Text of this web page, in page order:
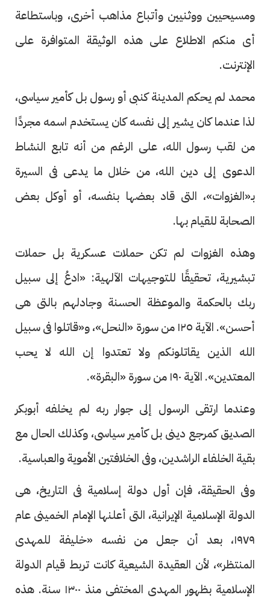
ومسيحيين ووثنيين وأتباع مذاهب أخرى، وباستطاعة
أى منكم الاطلاع على هذه الوثيقة المتوافرة على
الإنترنت.
محمد لم يحكم المدينة كنبى أو رسول بل كأمير سياسى،
لذا عندما كان يشير إلى نفسه كان يستخدم اسمه مجردًا
من لقب رسول الله، على الرغم من أنه تابع النشاط
الدعوى إلى دين الله، من خلال ما يدعى فى السيرة
بـ«الغزوات»، التى قاد بعضها بنفسه، أو أوكل بعض
الصحابة للقيام بها.
وهذه الغزوات لم تكن حملات عسكرية بل حملات
تبشيرية، تحقيقًا للتوجيهات الآلهية: «ادعُ إلى سبيل
ربك بالحكمة والموعظة الحسنة وجادلهم بالتى هى
أحسن». الآية ١٢٥ من سورة «النحل»، و«قاتلوا فى سبيل
الله الذين يقاتلونكم ولا تعتدوا إن الله لا يحب
المعتدين». الآية ١٩٠ من سورة «البقرة».
وعندما ارتقى الرسول إلى جوار ربه لم يخلفه أبوبكر
الصديق كمرجع دينى بل كأمير سياسى، وكذلك الحال مع
بقية الخلفاء الراشدين، وفى الخلافتين الأموية والعباسية.
وفى الحقيقة، فإن أول دولة إسلامية فى التاريخ، هى
الدولة الإسلامية الإيرانية، التى أعلنها الإمام الخمينى عام
١٩٧٩، بعد أن جعل من نفسه «خليفة للمهدى
المنتظر»، لأن العقيدة الشيعية كانت تربط قيام الدولة
الإسلامية بظهور المهدى المختفى منذ ١٣٠٠ سنة. هذه